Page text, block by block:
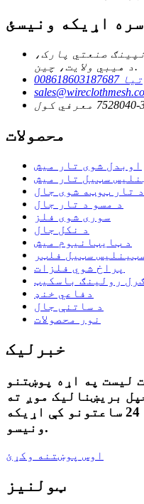
اړیکه ونیسئ
انپینګ صنعتي پارک،
د هیبي ولایت، چین.
خبرتیا
محصولات
اوبدل شوی تار میش
سټیل تار میش
د تار ټوټه شوی جال
د مسو د تار جال
سوری شوی فلز
د نکل جال
د ټایټانیوم میش
سټیل فلټر
پراخ شوي فلزات
رولینګ باسکیټ
دفاعي خنډ
د ساتنې جال
نور محصولات
خبرلیک
لیست په اړه پوښتنو
بریښنالیک موږ ته
پریږدئ او موږ به په 24 ساعتونو کې اړیکه
ونیسو.
اوس پوښتنه وکړئ
ټولنیز